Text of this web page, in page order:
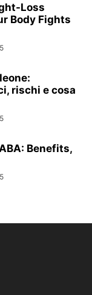
Loss
Body Fights
rischi e cosa
Benefits,